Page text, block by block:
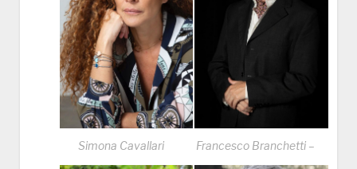
Simona Cavallari Francesco Branchetti –